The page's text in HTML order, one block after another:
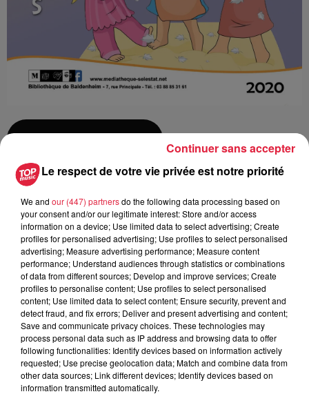
Date
au14 février 2020 à 0h00
Lieu Bibliothèque - BALDENHEIM (67)
Organisateur
ADRIAN Pascale
0388853161
bibliotheque-
Le respect de votre vie privée est notre priorité
We and our (447) partnersdo the following data processing based on
your consent and/or our legitimate interest: Store and/or access
information on a device; Use limited data to select advertising; Create
profiles for personalised advertising; Use profiles to select personalised
advertising; Measure advertising performance; Measure content
performance; Understand audiences through statistics or combinations
of data from different sources; Develop and improve services; Create
profiles to personalise content; Use profiles to select personalised
content; Use limited data to select content; Ensure security, prevent and
detect fraud, and fix errors; Deliver and present advertising and content;
Save and communicate privacy choices. These technologies may
process personal data such as IP address and browsing data to offer
following functionalities: Identify devices based on information actively
requested; Use precise geolocation data; Match and combine data from
other data sources; Link different devices; Identify devices based on
information transmitted automatically.
Continuer sans accepter